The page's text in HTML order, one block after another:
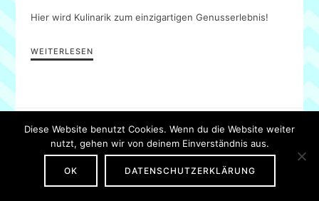
Hier wird Kulinarik zum einzigartigen Genusserlebnis!
WEITERLESEN
IMPRESSUM·DATENSCHUTZ
Diese Website benutzt Cookies. Wenn du die Website weiter
nutzt, gehen wir von deinem Einverständnis aus.
OK DATENSCHUTZERKLÄRUNG